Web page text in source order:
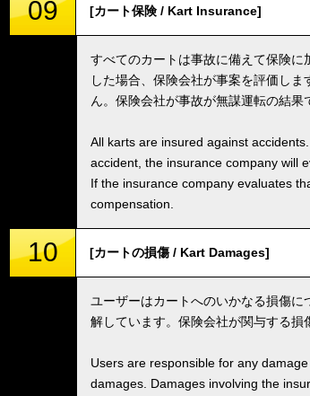
09 [カート保険 / Kart Insurance]
すべてのカートは事故に備えて保険
した場合、保険会社が事案を評価し
ん。保険会社が事故が無謀運転の結果
All karts are insured against
accident, the insurance company will
If the insurance company evaluates
compensation.
10 [カートの損傷 / Kart Damages]
ユーザーはカートへのいかなる損傷
解しています。保険会社が関与する損
Users are responsible for any
damages. Damages involving the